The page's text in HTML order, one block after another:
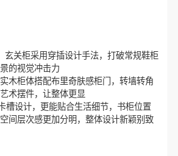
玄关柜采用穿插设计手法，打破常规鞋柜
的视觉冲击力
木柜体搭配布里奇肤感柜门，转墙转角
术摆件，让整体更显
槽设计，更能贴合生活细节，书柜位置
间层次感更加分明，整体设计新颖别致